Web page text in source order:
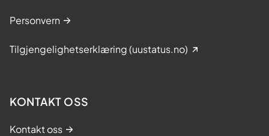
Personvern
Tilgjengelighetserklæring (uustatus.no)
KONTAKT OSS
Kontakt oss